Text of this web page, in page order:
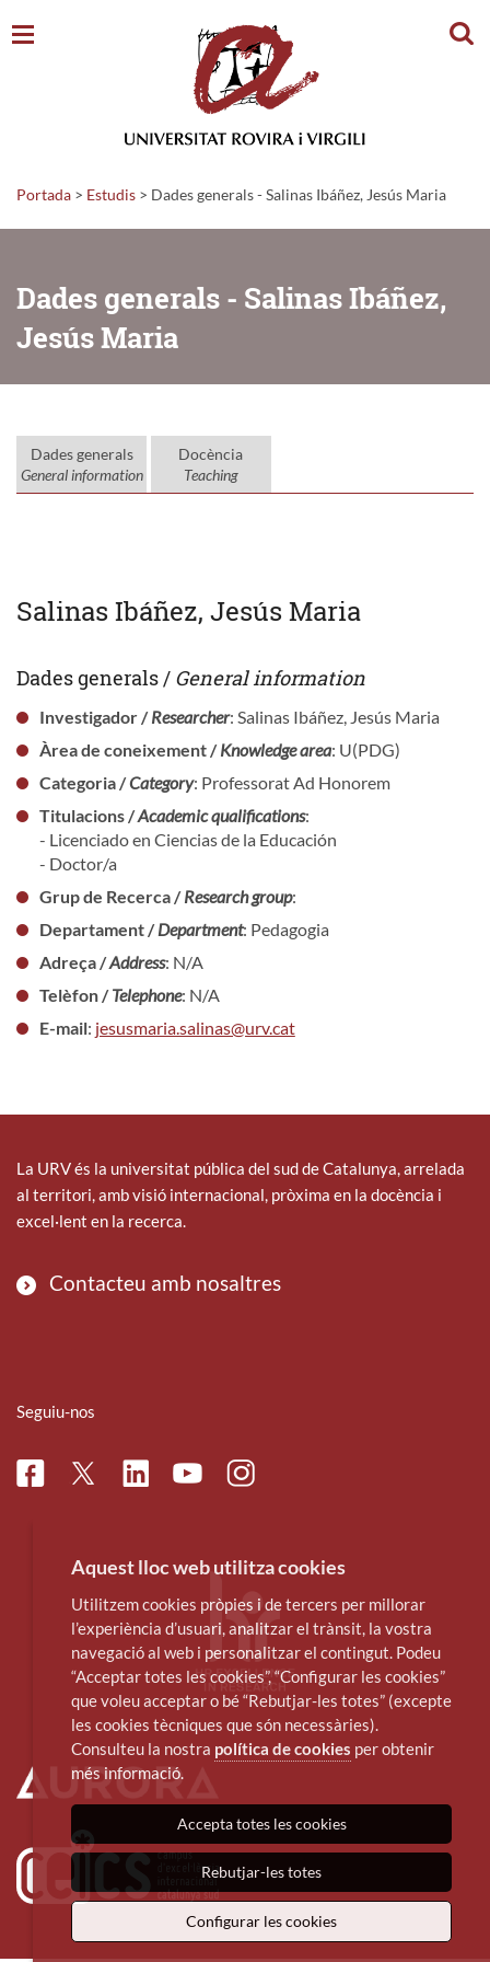
Portada > Estudis > Dades generals - Salinas Ibáñez, Jesús Maria
Dades generals - Salinas Ibáñez,
Jesús Maria
Dades generals
General information
Docència
Teaching
Salinas Ibáñez, Jesús Maria
Dades generals / General information
Investigador /Researcher: Salinas Ibáñez, Jesús Maria
Àrea de coneixement /Knowledge area: U(PDG)
Categoria /Category: Professorat Ad Honorem
Titulacions /Academic qualifications:
- Licenciado en Ciencias de la Educación
- Doctor/a
Grup de Recerca /Research group:
Departament /Department: Pedagogia
Adreça /Address: N/A
Telèfon /Telephone: N/A
E-mail: jesusmaria.salinas@urv.cat
La URV és la universitat pública del sud de Catalunya, arrelada
al territori, amb visió internacional, pròxima en la docència i
excel·lent en la recerca.
Contacteu amb nosaltres
Seguiu-nos
FacebookTwitterLinkedinYoutubeInstagram
Aquest lloc web utilitza cookies
Utilitzem cookies pròpies i de tercers per millorar
l’experiència d’usuari, analitzar el trànsit, la vostra
navegació al web i personalitzar el contingut. Podeu
“Acceptar totes les cookies”, “Configurar les cookies”
que voleu acceptar o bé “Rebutjar-les totes” (excepte
les cookies tècniques que són necessàries).
Consulteu la nostra política de cookies per obtenir
més informació.
Accepta totes les cookies
Rebutjar-les totes
Configurar les cookies